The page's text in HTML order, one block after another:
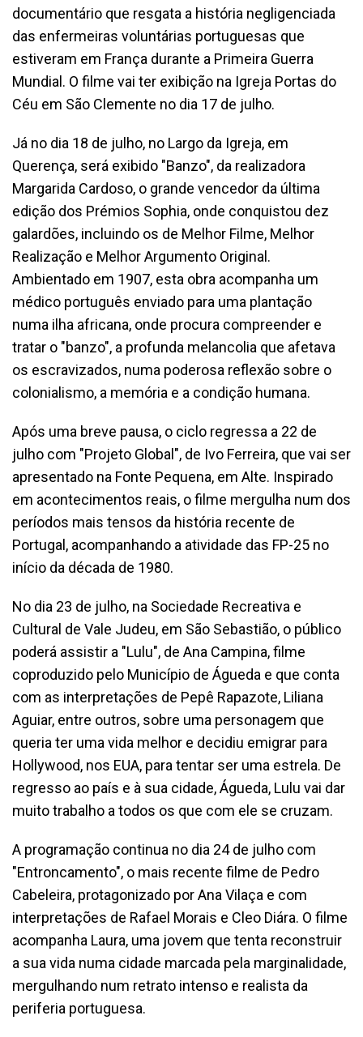
documentário que resgata a história negligenciada
das enfermeiras voluntárias portuguesas que
estiveram em França durante a Primeira Guerra
Mundial. O filme vai ter exibição na Igreja Portas do
Céu em São Clemente no dia 17 de julho.
Já no dia 18 de julho, no Largo da Igreja, em
Querença, será exibido "Banzo", da realizadora
Margarida Cardoso, o grande vencedor da última
edição dos Prémios Sophia, onde conquistou dez
galardões, incluindo os de Melhor Filme, Melhor
Realização e Melhor Argumento Original.
Ambientado em 1907, esta obra acompanha um
médico português enviado para uma plantação
numa ilha africana, onde procura compreender e
tratar o "banzo", a profunda melancolia que afetava
os escravizados, numa poderosa reflexão sobre o
colonialismo, a memória e a condição humana.
Após uma breve pausa, o ciclo regressa a 22 de
julho com "Projeto Global", de Ivo Ferreira, que vai ser
apresentado na Fonte Pequena, em Alte. Inspirado
em acontecimentos reais, o filme mergulha num dos
períodos mais tensos da história recente de
Portugal, acompanhando a atividade das FP-25 no
início da década de 1980.
No dia 23 de julho, na Sociedade Recreativa e
Cultural de Vale Judeu, em São Sebastião, o público
poderá assistir a "Lulu", de Ana Campina, filme
coproduzido pelo Município de Águeda e que conta
com as interpretações de Pepê Rapazote, Liliana
Aguiar, entre outros, sobre uma personagem que
queria ter uma vida melhor e decidiu emigrar para
Hollywood, nos EUA, para tentar ser uma estrela. De
regresso ao país e à sua cidade, Águeda, Lulu vai dar
muito trabalho a todos os que com ele se cruzam.
A programação continua no dia 24 de julho com
"Entroncamento", o mais recente filme de Pedro
Cabeleira, protagonizado por Ana Vilaça e com
interpretações de Rafael Morais e Cleo Diára. O filme
acompanha Laura, uma jovem que tenta reconstruir
a sua vida numa cidade marcada pela marginalidade,
mergulhando num retrato intenso e realista da
periferia portuguesa.